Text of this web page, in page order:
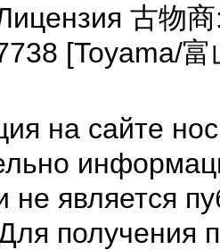
古物
[Toyama/
на сайте
не является
получения